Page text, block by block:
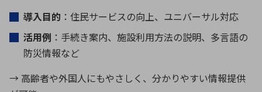
導入目的 ：住民サービスの向上、ユニバーサル対応
活用例 ：手続き案内、施設利用方法の説明、多言語の
防災情報など
→ 高齢者や外国人にもやさしく、分かりやすい情報提供